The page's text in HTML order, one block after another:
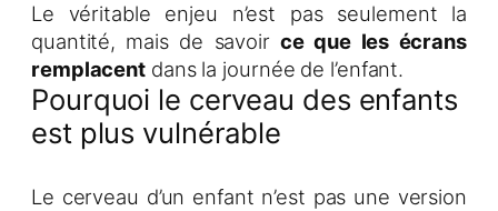
Le véritable enjeu n’est pas seulement la
quantité, mais de savoirce que les écrans
remplacent dans la journée de l’enfant.
Pourquoi le cerveau des enfants
est plus vulnérable
Le cerveau d’un enfant n’est pas une version